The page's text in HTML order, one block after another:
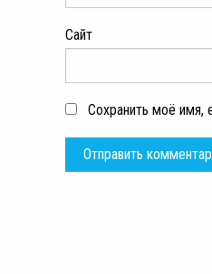
Сайт
Сохранить моё имя,